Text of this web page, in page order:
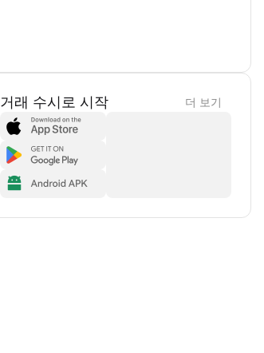
거래 수시로 시작 더 보기